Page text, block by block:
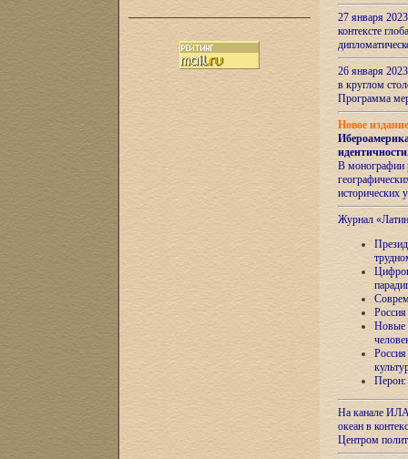
27 января
контексте
26 января
в круглом
Программа
Новое
идентичности
В монографии
исторических
Журнал
Новые
Перон:
На канале
океан в
Центром